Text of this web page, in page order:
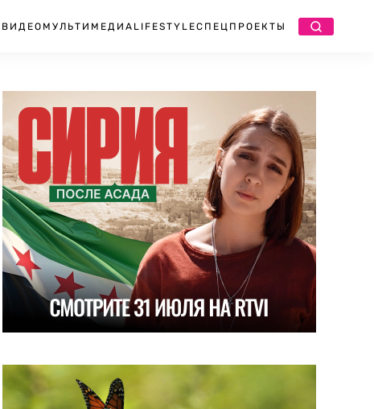
ВИДЕО МУЛЬТИМЕДИА LIFESTYLEСПЕЦПРОЕКТЫ